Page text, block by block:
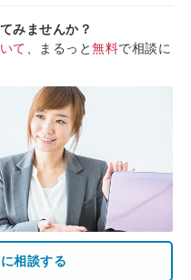
みませんか？
て 、まるっと無料で相談に
相談する